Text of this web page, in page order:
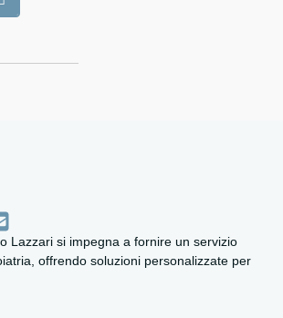
Lazzari si impegna a fornire un servizio
offrendo soluzioni personalizzate per